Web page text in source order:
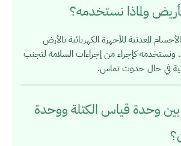
ولماذا نستخدمه؟
المعدنية للأجهزة الكهربائية بالأرض
كإجراء من إجراءات السلامة لتجنب
في حال حدوث تماس.
بين وحدة قياس الكتلة ووحدة